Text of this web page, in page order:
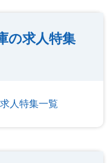
の求人特集
人特集一覧